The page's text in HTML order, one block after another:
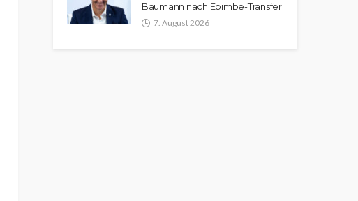
Baumann nach Ebimbe-Transfer
7. August 2026